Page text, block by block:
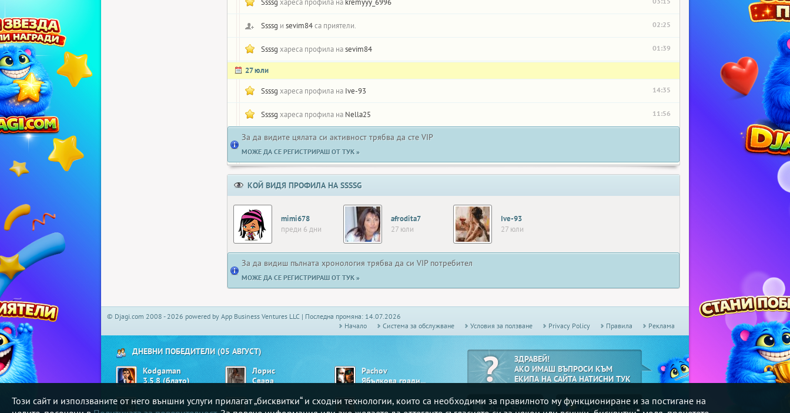
Ssssg хареса профила на kremyyy_6996
Ssssg и sevim84са приятели. 02:25
Ssssg хареса профила наsevim84 01:39
27 юли
Ssssg хареса профила на Ive-93 14:35
Ssssg хареса профила на Nella25 11:56
За да видите цялата си активност трябва да сте VIP
МОЖЕ ДА СЕ РЕГИСТРИРАШ ОТ ТУК »
КОЙ ВИДЯ ПРОФИЛА НА SSSSG
mimi678
преди 6 дни
afrodita7
27 юли
Ive-93
27 юли
За да видиш пълната хронология трябва да си VIP потребител
МОЖЕ ДА СЕ РЕГИСТРИРАШ ОТ ТУК »
Този сайт и използваните от него външни услуги прилагат „бисквитки“ и сходни технологии, които са необходими за правилното му функциониране и за постигане на
© Djagi.com 2008 - 2026 powered by App Business Ventures LLC | Последна промяна: 14.07.2026
Начало
Системa за обслужване Условия за ползване Privacy Policy Правила Реклама
ДНЕВНИ ПОБЕДИТЕЛИ (05 АВГУСТ)
Kodgaman
3.5.8 (блато)
Лорис
Свара
Pachov
Ябълкова градина
ulian83
Mitaka1979
bandalovski
ЗДРАВЕЙ!
АКО ИМАШ ВЪПРОСИ КЪМ
ЕКИПА НА САЙТА НАТИСНИ ТУК